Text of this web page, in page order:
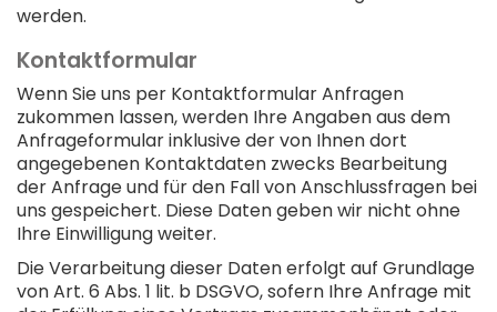
werden.
Kontaktformular
Wenn Sie uns per Kontaktformular Anfragen
zukommen lassen, werden Ihre Angaben aus dem
Anfrageformular inklusive der von Ihnen dort
angegebenen Kontaktdaten zwecks Bearbeitung
der Anfrage und für den Fall von Anschlussfragen bei
uns gespeichert. Diese Daten geben wir nicht ohne
Ihre Einwilligung weiter.
Die Verarbeitung dieser Daten erfolgt auf Grundlage
von Art. 6 Abs. 1 lit. b DSGVO, sofern Ihre Anfrage mit